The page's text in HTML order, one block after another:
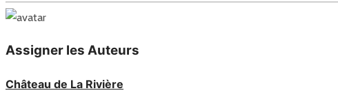
Assigner les Auteurs
Château de La Rivière